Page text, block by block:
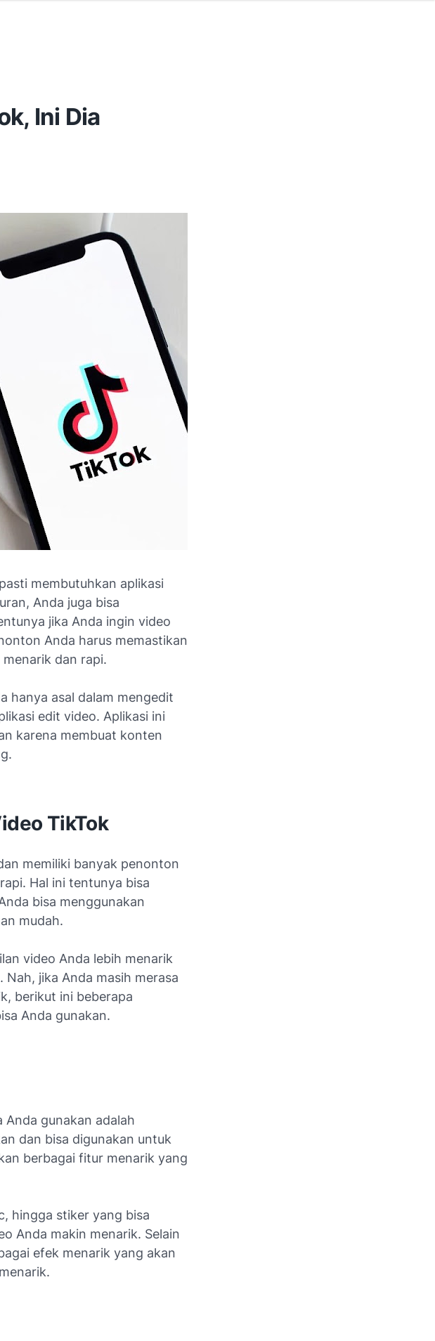
Ini Dia
membutuhkan aplikasi
Anda juga bisa
jika Anda ingin video
Anda harus memastikan
dan rapi.
hanya asal dalam mengedit
edit video. Aplikasi ini
karena membuat konten
TikTok
memiliki banyak penonton
Hal ini tentunya bisa
bisa menggunakan
mudah.
video Anda lebih menarik
jika Anda masih merasa
berikut ini beberapa
Anda gunakan.
gunakan adalah
dan bisa digunakan untuk
berbagai fitur menarik yang
hingga stiker yang bisa
Anda makin menarik. Selain
efek menarik yang akan